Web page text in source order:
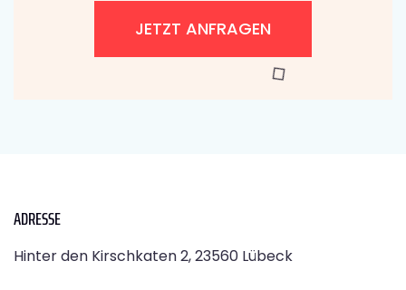
JETZT ANFRAGEN
ADRESSE
Hinter den Kirschkaten 2, 23560 Lübeck